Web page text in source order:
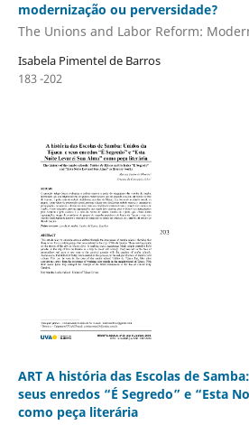
modernização ou perversidade?
The Unions and Labor Reform:
Isabela Pimentel de Barros
183 -202
ART A história das Escolas de
seus enredos “É Segredo” e “Esta
como peça literária